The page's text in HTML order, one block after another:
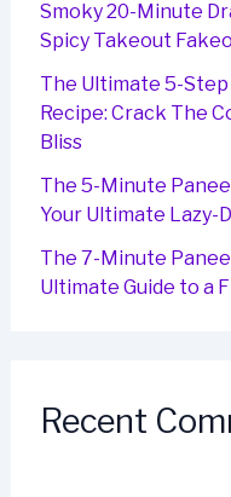
Smoky 20-Minute
Spicy Takeout
The Ultimate 5-
Recipe: Crack The
Bliss
The 5-Minute
Your Ultimate Lazy-
The 7-Minute
Ultimate Guide to a
Recent